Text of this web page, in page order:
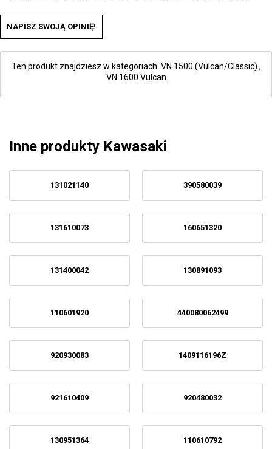
NAPISZ SWOJĄ OPINIĘ!
Ten produkt znajdziesz w kategoriach: VN 1500 (Vulcan/Classic) ,
VN 1600 Vulcan
Inne produkty Kawasaki
131021140 390580039
131610073 160651320
131400042 130891093
110601920 440080062499
920930083 1409116196Z
921610409 920480032
130951364 110610792